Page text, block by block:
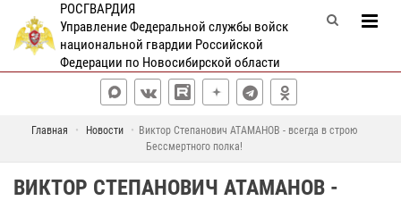
РОСГВАРДИЯ
Управление Федеральной службы войск
национальной гвардии Российской
Федерации по Новосибирской области
Главная Новости
Виктор Степанович АТАМАНОВ - всегда в строю
Бессмертного полка!
ВИКТОР СТЕПАНОВИЧ АТАМАНОВ -